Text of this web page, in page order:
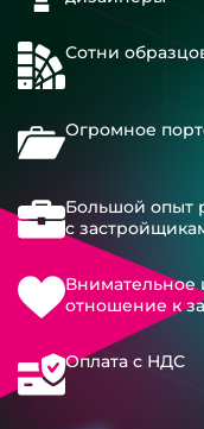
Сотни
Огромное
Большой опыт
с
Внимательное
отношение к
Оплата с НДС